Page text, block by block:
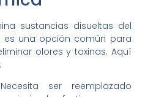
sustancias disueltas del
es una opción común para
olores y toxinas. Aquí
ser reemplazado